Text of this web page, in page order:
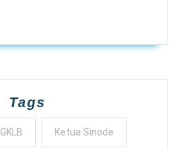
Tags
GKLB Ketua Sinode